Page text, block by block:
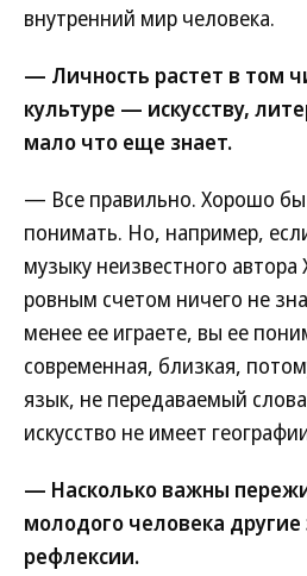
внутренний мир человека.
— Личность растет в том
культуре — искусству,
мало что еще знает.
— Все правильно. Хорошо бы
понимать. Но, например,
музыку неизвестного автора
ровным счетом ничего не
менее ее играете, вы ее
современная, близкая,
язык, не передаваемый
искусство не имеет
— Насколько важны
молодого человека
рефлексии.